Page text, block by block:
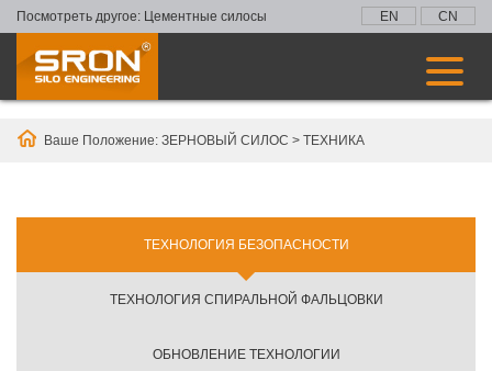
Посмотреть другое: Цементные силосы EN CN
Ваше Положение: ЗЕРНОВЫЙ СИЛОС > ТЕХНИКА
ТЕХНОЛОГИЯ БЕЗОПАСНОСТИ
ТЕХНОЛОГИЯ СПИРАЛЬНОЙ ФАЛЬЦОВКИ
ОБНОВЛЕНИЕ ТЕХНОЛОГИИ